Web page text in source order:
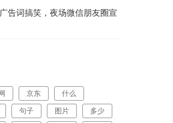
告词搞笑，夜场微信朋友圈宣
京东
什么
句子 图片
多少